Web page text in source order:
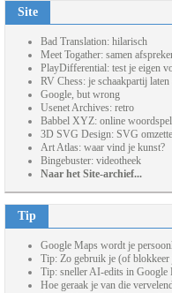
Site
Bad Translation: hilarisch
Meet Togather: samen
PlayDifferential: test je eigen
RV Chess: je schaakpartij laten
Google, but wrong
Usenet Archives: retro
Babbel XYZ: online woordspel
3D SVG Design: SVG
Art Atlas: waar vind je kunst?
Bingebuster: videotheek
Naar het Site-archief...
Tip
Google Maps wordt je
Tip: Zo gebruik je (of
Tip: sneller AI-edits in Google
Hoe geraak je van die